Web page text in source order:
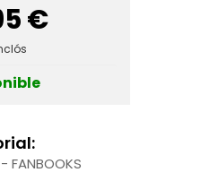
€
FANBOOKS